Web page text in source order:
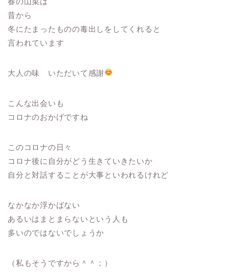
昔から
冬にたまったものの毒出しをしてくれると
言われています
大人の味 いただいて感謝
こんな出会いも
コロナのおかげですね
このコロナの日々
コロナ後に自分がどう生きていきたいか
自分と対話することが大事といわれるけれど
なかなか浮かばない
あるいはまとまらないという人も
多いのではないでしょうか
（私もそうですから＾＾；）